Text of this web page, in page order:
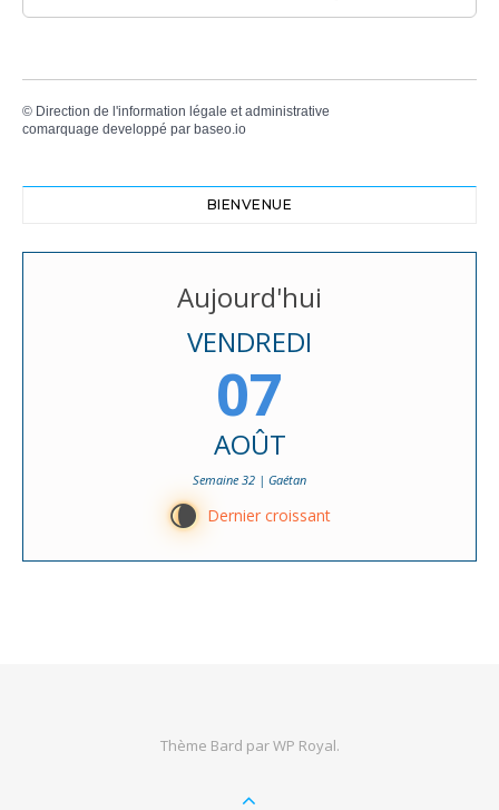
© Direction de l'information légale et administrative
comarquage developpé par baseo.io
BIENVENUE
Aujourd'hui
VENDREDI
07
AOÛT
Semaine 32 | Gaétan
V Dernier croissant
Thème Bard parWP Royal.